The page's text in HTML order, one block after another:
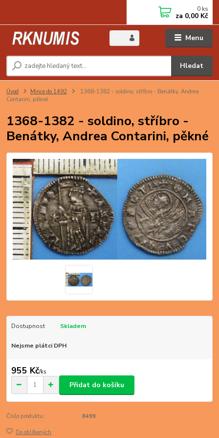
Menu
Hledat
0 ks
za 0,00 Kč
Úvod Mince do 1492
1368-1382 - soldino, stříbro - Benátky, Andrea
Contarini, pěkné
1368-1382 - soldino, stříbro -
Benátky, Andrea Contarini, pěkné
Dostupnost Skladem
Nejsme plátci DPH
955 Kč/ks
Přidat do košíku
Číslo produktu: 8499
Do oblíbených